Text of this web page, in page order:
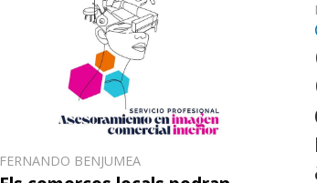
FERNANDO BENJUMEA